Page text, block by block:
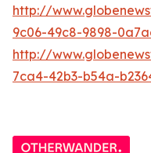
http://
9c06-49c8-9898-
http://
7ca4-42b3-b54a-